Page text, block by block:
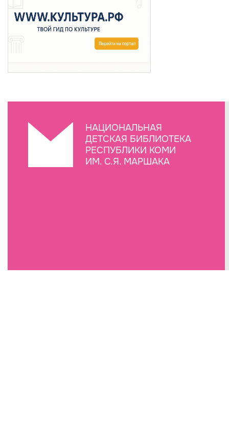
НАЦИОНАЛЬНАЯ
ДЕТСКАЯ БИБЛИОТЕКА
РЕСПУБЛИКИ КОМИ
ИМ. С.Я. МАРШАКА